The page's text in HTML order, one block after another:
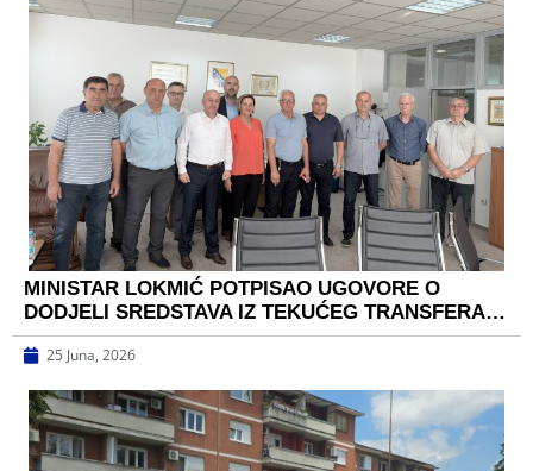
MINISTAR LOKMIĆ POTPISAO UGOVORE O
DODJELI SREDSTAVA IZ TEKUĆEG TRANSFERA…
25 Juna, 2026